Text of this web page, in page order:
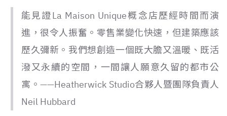
能見證La Maison Unique概念店歷經時間而演
進，很令人振奮。零售業變化快速，但建築應該
歷久彌新。我們想創造一個既大膽又溫暖、既活
潑又永續的空間，一間讓人願意久留的都市公
寓。——Heatherwick Studio合夥人暨團隊負責人
Neil Hubbard